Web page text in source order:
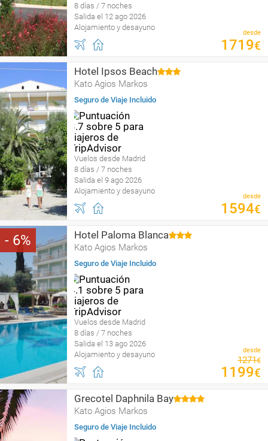
8 días / 7 noches
Salida el 12 ago 2026
Alojamiento y desayuno
desde
1719€
Hotel Ipsos Beach
Kato Agios Markos
Seguro de Viaje Incluido
Vuelos desde Madrid
8 días / 7 noches
Salida el 9 ago 2026
Alojamiento y desayuno
desde
1594€
6 Hotel Paloma Blanca
Kato Agios Markos
Seguro de Viaje Incluido
Vuelos desde Madrid
8 días / 7 noches
Salida el 13 ago 2026
Alojamiento y desayuno
desde
1271€
1199€
Grecotel Daphnila Bay
Kato Agios Markos
Seguro de Viaje Incluido